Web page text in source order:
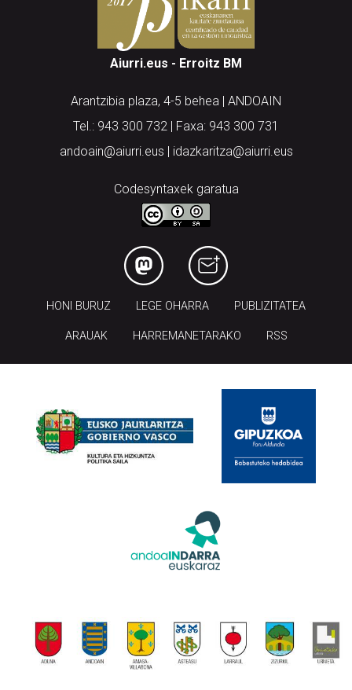
Aiurri.eus - Erroitz BM
Arantzibia plaza, 4-5 behea | ANDOAIN
Tel.: 943 300 732 | Faxa: 943 300 731
andoain@aiurri.eus | idazkaritza@aiurri.eus
Codesyntaxek garatua
HONI BURUZ LEGE OHARRA PUBLIZITATEA
ARAUAK HARREMANETARAKO RSS